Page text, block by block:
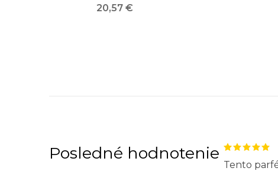
20,57 €
Posledné hodnotenie
Tento